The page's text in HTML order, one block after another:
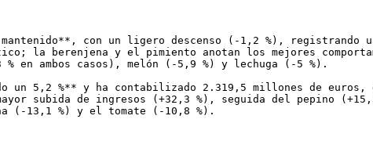
con un ligero descenso (-1,2 %), registrando
la berenjena y el pimiento anotan los mejores
en ambos casos), melón (-5,9 %) y lechuga (-5 %).
5,2 %** y ha contabilizado 2.319,5 millones de
subida de ingresos (+32,3 %), seguida del pepino
(-13,1 %) y el tomate (-10,8 %).